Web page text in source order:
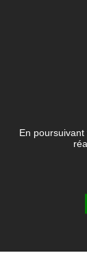
en
assez
à installer
En